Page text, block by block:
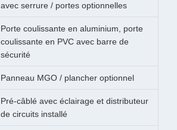
avec serrure / portes optionnelles
Porte coulissante en aluminium, porte
coulissante en PVC avec barre de
sécurité
Panneau MGO / plancher optionnel
Pré-câblé avec éclairage et distributeur
de circuits installé